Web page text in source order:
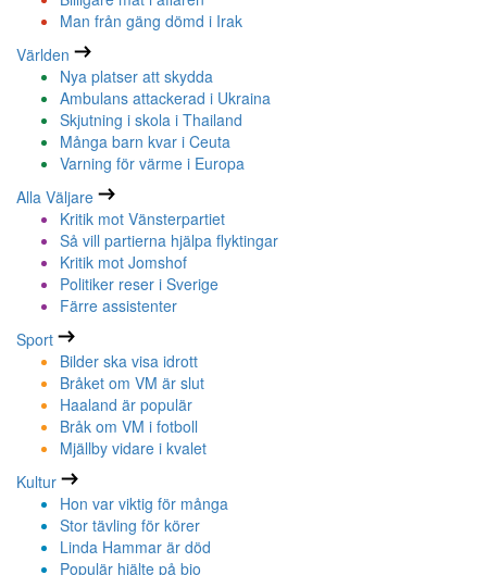
Man från gäng dömd i Irak
Världen
Nya platser att skydda
Ambulans attackerad i Ukraina
Skjutning i skola i Thailand
Många barn kvar i Ceuta
Varning för värme i Europa
Alla Väljare
Kritik mot Vänsterpartiet
Så vill partierna hjälpa flyktingar
Kritik mot Jomshof
Politiker reser i Sverige
Färre assistenter
Sport
Bilder ska visa idrott
Bråket om VM är slut
Haaland är populär
Bråk om VM i fotboll
Mjällby vidare i kvalet
Kultur
Hon var viktig för många
Stor tävling för körer
Linda Hammar är död
Populär hjälte på bio